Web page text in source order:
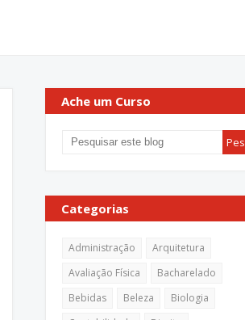
Ache um Curso
Categorias
Administração
Arquitetura
Avaliação Física
Bacharelado
Bebidas
Beleza
Biologia